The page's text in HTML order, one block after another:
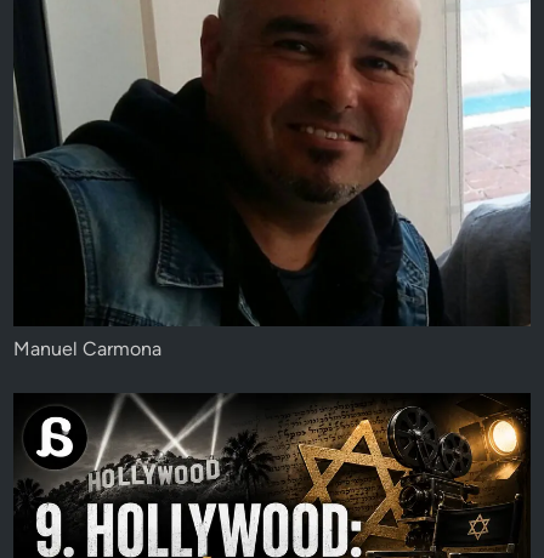
Manuel Carmona